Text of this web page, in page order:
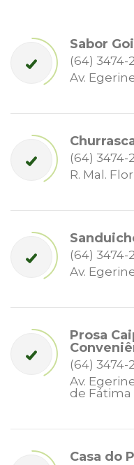
Sabor
(64) 3474-
Av.
(64) 3474-
R. Mal.
(64) 3474-
Av.
Prosa
(64) 3474-
Av.
de Fátima
Casa do